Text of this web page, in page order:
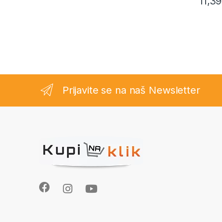
Prijavite se na naš Newsletter